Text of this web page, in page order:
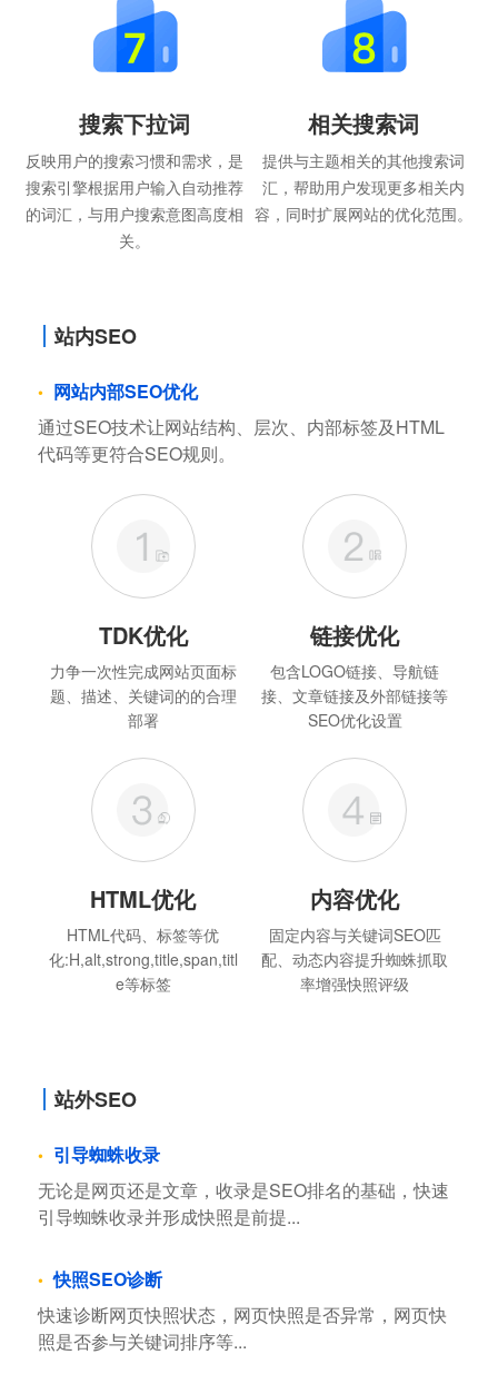
搜索下拉词
反映用户的搜索习惯和需求，是
搜索引擎根据用户输入自动推荐
的词汇，与用户搜索意图高度相
关。
相关搜索词
提供与主题相关的其他搜索词
汇，帮助用户发现更多相关内
容，同时扩展网站的优化范围。
站内SEO
网站内部SEO优化
通过SEO技术让网站结构、层次、内部标签及HTML
代码等更符合SEO规则。
TDK优化
力争一次性完成网站页面标
题、描述、关键词的的合理
部署
链接优化
包含LOGO链接、导航链
接、文章链接及外部链接等
SEO优化设置
HTML优化
HTML代码、标签等优
化:H,alt,strong,title,span,titl
e等标签
内容优化
固定内容与关键词SEO匹
配、动态内容提升蜘蛛抓取
率增强快照评级
站外SEO
引导蜘蛛收录
无论是网页还是文章，收录是SEO排名的基础，快速
引导蜘蛛收录并形成快照是前提...
快照SEO诊断
快速诊断网页快照状态，网页快照是否异常，网页快
照是否参与关键词排序等...